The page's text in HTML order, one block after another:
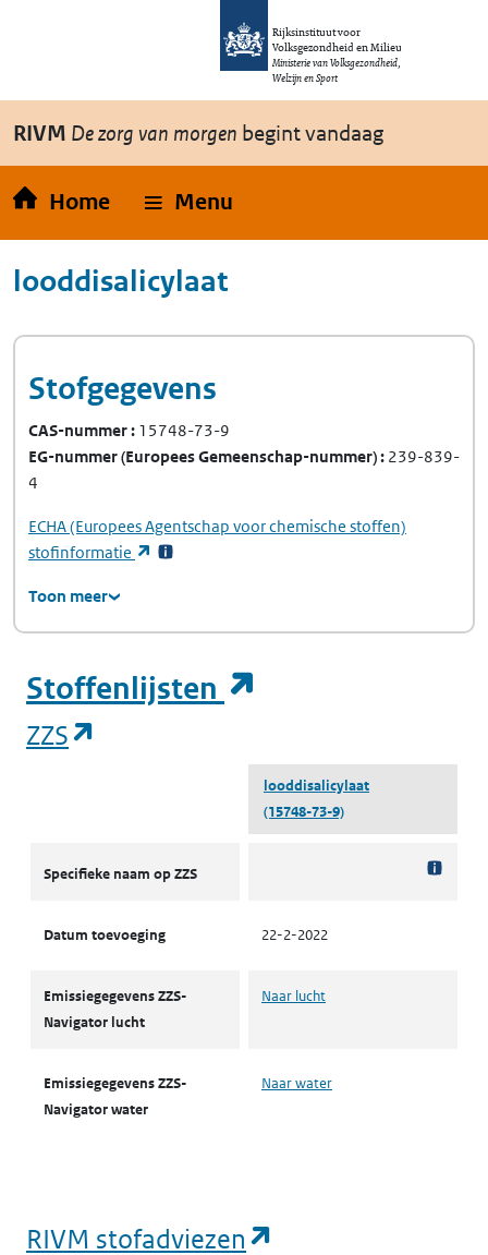
Overslaan en naar de inhoud gaan
Rijksinstituut voor
Volksgezondheid en Milieu
Ministerie van Volksgezondheid,
Welzijn en Sport
RIVM De zorg van morgen begint vandaag
Home Menu
looddisalicylaat
Stofgegevens
CAS-nummer 15748-73-9
EG-nummer(Europees Gemeenschap-nummer) 239-839-
4
ECHA(Europees Agentschap voor chemische stoffen)
stofinformatie
(opent in een nieuw tabblad)
Toon meer
Stoffenlijsten
ZZS
looddisalicylaat
(15748-73-9)
Specifieke naam op ZZS
Datum toevoeging 22-2-2022
Emissiegegevens ZZS-
Navigator lucht
Naar lucht
Emissiegegevens ZZS-
Navigator water
Naar water
RIVM stofadviezen